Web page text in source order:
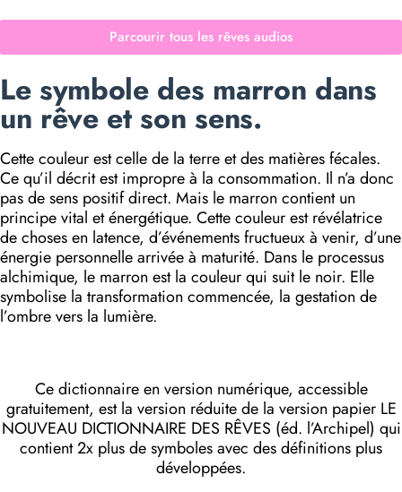
Parcourir tous les rêves audios
Le symbole des marron dans
un rêve et son sens.
Cette couleur est celle de la terre et des matières fécales.
Ce qu’il décrit est impropre à la consommation. Il n’a donc
pas de sens positif direct. Mais le marron contient un
principe vital et énergétique. Cette couleur est révélatrice
de choses en latence, d’événements fructueux à venir, d’une
énergie personnelle arrivée à maturité. Dans le processus
alchimique, le marron est la couleur qui suit le noir. Elle
symbolise la transformation commencée, la gestation de
l’ombre vers la lumière.
Ce dictionnaire en version numérique, accessible
gratuitement, est la version réduite de la version papier LE
NOUVEAU DICTIONNAIRE DES RÊVES (éd. l’Archipel) qui
contient 2x plus de symboles avec des définitions plus
développées.